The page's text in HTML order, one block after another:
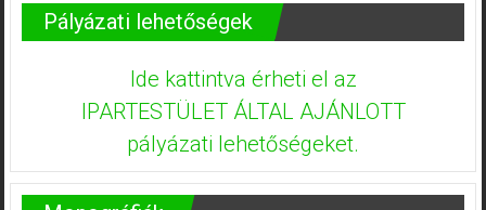
Pályázati lehetőségek
Ide kattintva érheti el az
IPARTESTÜLET ÁLTAL AJÁNLOTT
pályázati lehetőségeket.